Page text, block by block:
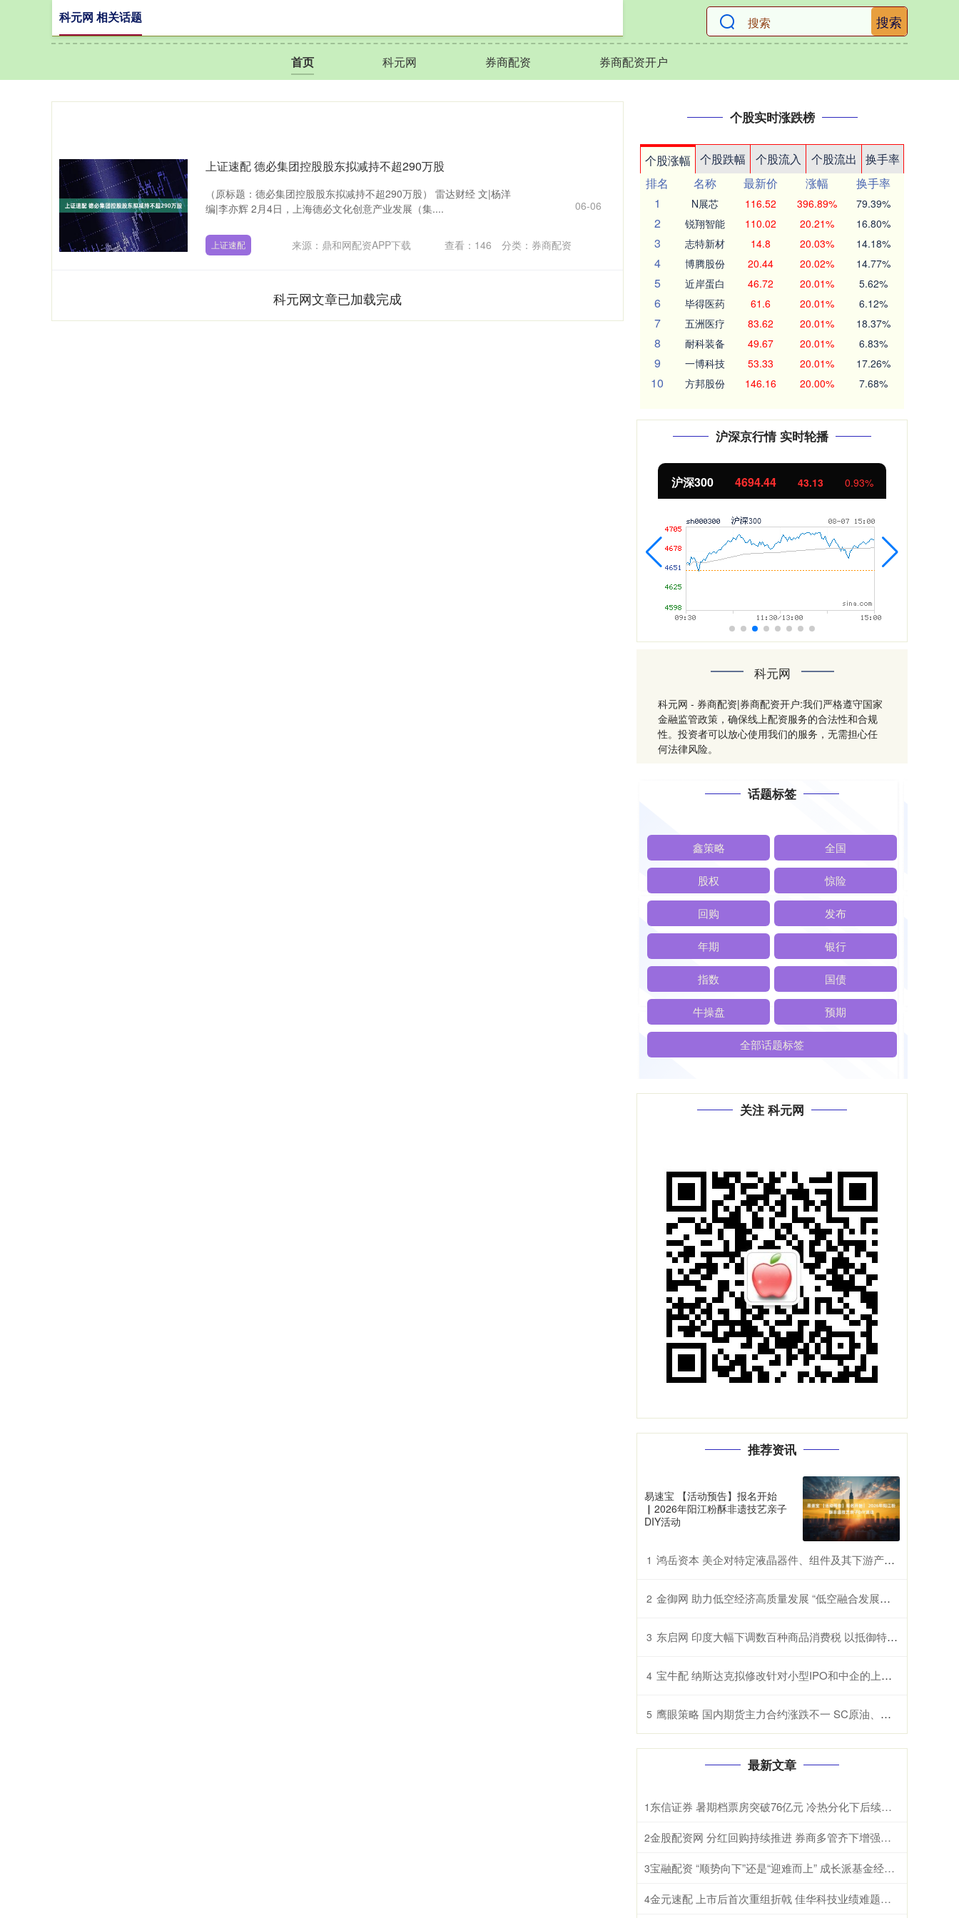
搜索
首页 科元网 券商配资 券商配资开户
科元网 相关话题
上证速配 德必集团控股股东拟减持不超290万股
（原标题：德必集团控股股东拟减持不超290万股） 雷达财经 文|杨洋
编|李亦辉 2月4日，上海德必文化创意产业发展（集....
06-06
上证速配 来源：鼎和网配资APP下载 查看： 146 分类： 券商配资
科元网文章已加载完成
个股实时涨跌榜
个股涨幅 个股跌幅 个股流入 个股流出
换手率
排名
名称 最新价 涨幅
换手率
1
N展芯 116.52 396.89% 79.39%
2 锐翔智能 110.02 20.21% 16.80%
3 志特新材 14.8 20.03% 14.18%
4 博腾股份 20.44 20.02% 14.77%
5 近岸蛋白 46.72 20.01% 5.62%
6 毕得医药 61.6 20.01% 6.12%
7 五洲医疗 83.62 20.01% 18.37%
8 耐科装备 49.67 20.01% 6.83%
9 一博科技 53.33 20.01% 17.26%
10 方邦股份 146.16 20.00% 7.68%
沪深京行情 实时轮播
沪深300 4694.44 43.13 0.93%
科元网
科元网 - 券商配资|券商配资开户:我们严格遵守国家
金融监管政策，确保线上配资服务的合法性和合规
性。投资者可以放心使用我们的服务，无需担心任
何法律风险。
话题标签
鑫策略 全国
股权 惊险
回购 发布
年期 银行
指数 国债
牛操盘 预期
全部话题标签
关注 科元网
推荐资讯
易速宝 【活动预告】报名开始
▏2026年阳江粉酥非遗技艺亲子
DIY活动
1 鸿岳资本 美企对特定液晶器件、组件及其下游产品提起337调查申请，多家中企为列名被告
2 金御网 助力低空经济高质量发展 “低空融合发展创新实验室”在鄂揭牌
3 东启网 印度大幅下调数百种商品消费税 以抵御特朗普关税冲击
4 宝牛配 纳斯达克拟修改针对小型IPO和中企的上市规则
5 鹰眼策略 国内期货主力合约涨跌不一 SC原油、纸浆、淀粉、原木、棉花涨超1%
最新文章
1 东信证券 暑期档票房突破76亿元 冷热分化下后续增长可期
2 金股配资网 分红回购持续推进 券商多管齐下增强投资者信心
3 宝融配资 “顺势向下”还是“迎难而上” 成长派基金经理现分歧
4 金元速配 上市后首次重组折戟 佳华科技业绩难题待解